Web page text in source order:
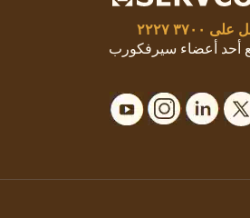
على ٣٧٠٠ ٢٢٢٧
أحد أعضاء سيرفكورب